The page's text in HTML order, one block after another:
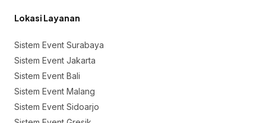
Lokasi Layanan
Sistem Event Surabaya
Sistem Event Jakarta
Sistem Event Bali
Sistem Event Malang
Sistem Event Sidoarjo